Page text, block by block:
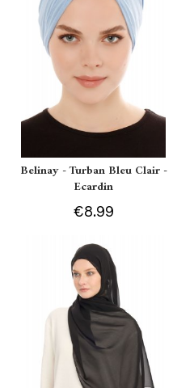
Belinay - Turban Bleu Clair -
Ecardin
€8.99